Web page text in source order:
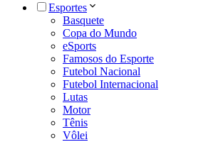
Esportes
Basquete
Copa do Mundo
eSports
Famosos do Esporte
Futebol Nacional
Futebol Internacional
Lutas
Motor
Tênis
Vôlei